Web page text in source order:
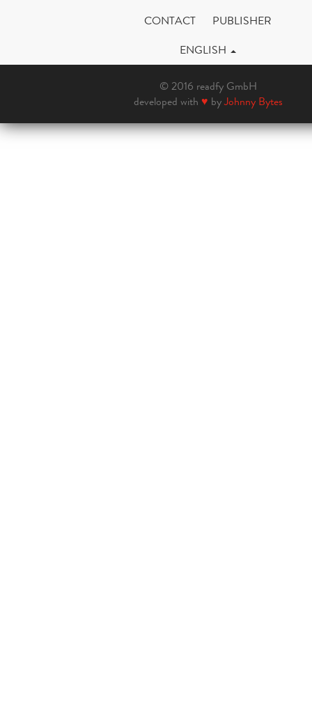
CONTACT
PUBLISHER
ENGLISH
© 2016 readfy GmbH
developed with ♥ byJohnny Bytes